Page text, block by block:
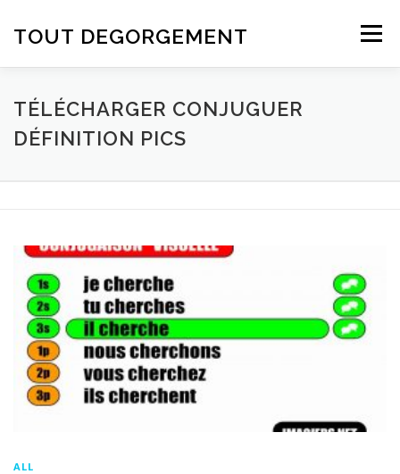
TOUT DEGORGEMENT Menu
TÉLÉCHARGER CONJUGUER
DÉFINITION PICS
ALL